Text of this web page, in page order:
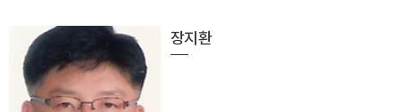
장지환